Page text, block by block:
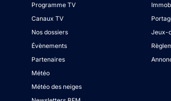
Programme TV
Canaux TV
Nos dossiers
Évènements
Partenaires
Météo
Météo des neiges
Jeux-